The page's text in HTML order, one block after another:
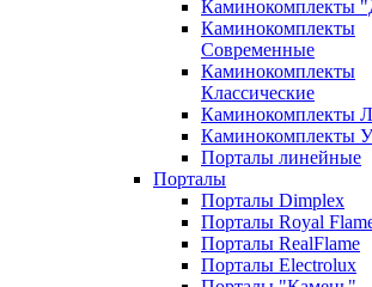
Каминокомплекты
Каминокомплекты
Современные
Каминокомплекты
Классические
Каминокомплекты
Каминокомплекты
Порталы линейные
Порталы
Порталы Dimplex
Порталы Royal
Порталы RealFlame
Порталы Electrolux